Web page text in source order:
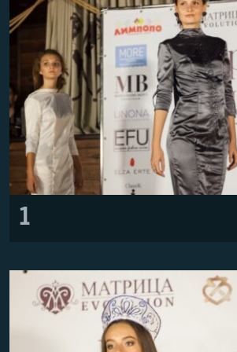
ПОБЕДИТЕЛЕЙ НЕ СУДЯТ?
КРЫМ.НЕПОКОРЕННЫЙ
ELIFBE
УКРАИНСКАЯ ПРОБЛЕМА КРЫМА
ПРИСОЕДИНЯЙТЕСЬ!
Все сайты RFE/RL
1